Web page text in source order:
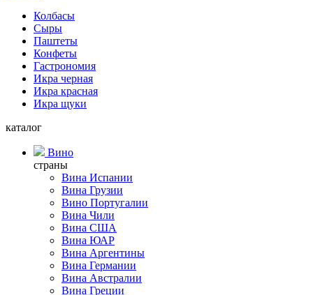
Колбасы
Сыры
Паштеты
Конфеты
Гастрономия
Икра черная
Икра красная
Икра щуки
каталог
Вино
страны
Вина Испании
Вина Грузии
Вино Португалии
Вина Чили
Вина США
Вина ЮАР
Вина Аргентины
Вина Германии
Вина Австралии
Вина Греции